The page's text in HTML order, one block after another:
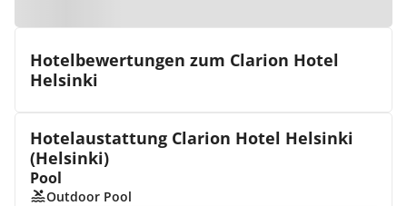
Hotelbewertungen zum Clarion Hotel
Helsinki
Hotelaustattung Clarion Hotel Helsinki
(Helsinki)
Pool
Outdoor Pool